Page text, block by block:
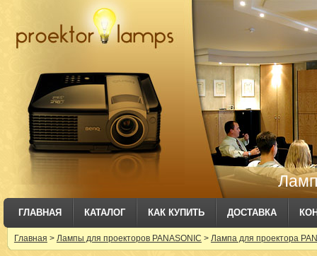
ГЛАВНАЯ КАТАЛОГ КАК КУПИТЬ ДОСТАВКА
Главная > Лампы для проекторов PANASONIC > Лампа для проектора